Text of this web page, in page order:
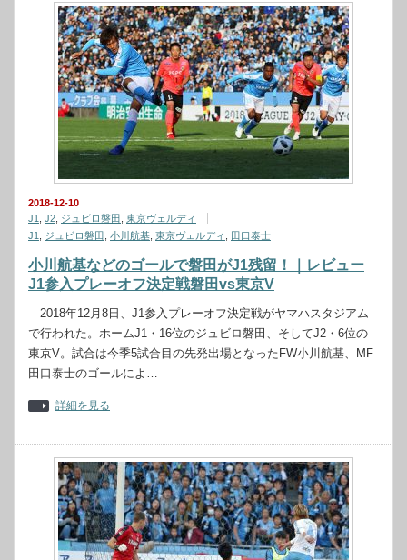
2018-12-10
J1
J2 ジュビロ磐田 東京ヴェルディ
J1
ジュビロ磐田 小川航基 東京ヴェルディ 田口泰士
小川航基などのゴールで磐田がJ1残留！｜レビュー
J1参入プレーオフ決定戦磐田vs東京V
2018年12月8日、J1参入プレーオフ決定戦がヤマハスタジアム
で行われた。ホームJ1・16位のジュビロ磐田、そしてJ2・6位の
東京V。試合は今季5試合目の先発出場となったFW小川航基、MF
田口泰士のゴールによ…
詳細を見る